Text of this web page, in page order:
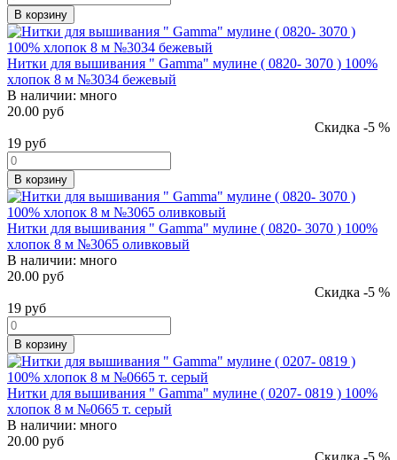
В корзину
Нитки для вышивания " Gamma" мулине ( 0820- 3070 ) 100%
хлопок 8 м №3034 бежевый
В наличии: много
20.00 руб
Скидка -5 %
19 руб
В корзину
Нитки для вышивания " Gamma" мулине ( 0820- 3070 ) 100%
хлопок 8 м №3065 оливковый
В наличии: много
20.00 руб
Скидка -5 %
19 руб
В корзину
Нитки для вышивания " Gamma" мулине ( 0207- 0819 ) 100%
хлопок 8 м №0665 т. серый
В наличии: много
20.00 руб
Скидка -5 %